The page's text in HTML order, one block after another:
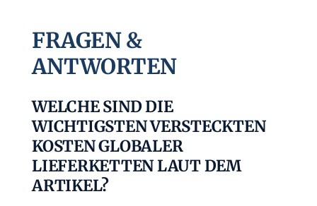
FRAGEN &
ANTWORTEN
WELCHE SIND DIE
WICHTIGSTEN VERSTECKTEN
KOSTEN GLOBALER
LIEFERKETTEN LAUT DEM
ARTIKEL?